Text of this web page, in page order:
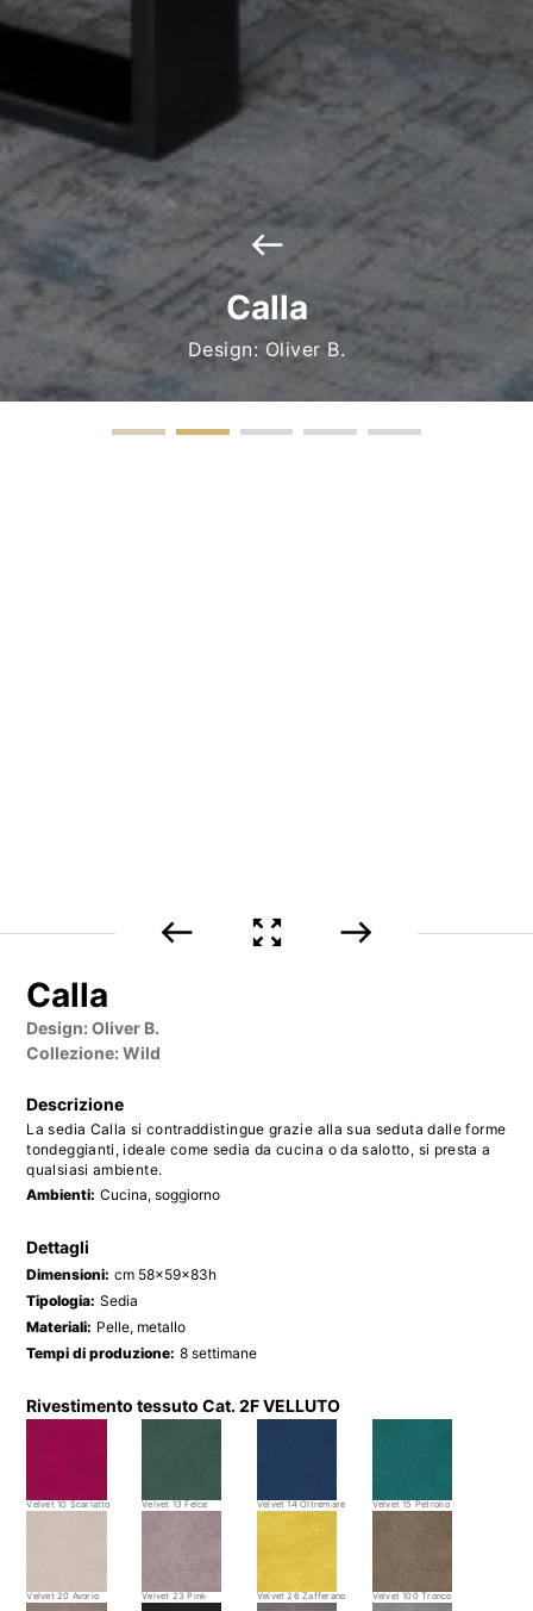
west
Calla
Design: Oliver B.
west zoom_out_map east
Calla
Design: Oliver B.
Collezione: Wild
Descrizione
La sedia Calla si contraddistingue grazie alla sua seduta dalle forme
tondeggianti, ideale come sedia da cucina o da salotto, si presta a
qualsiasi ambiente.
Ambienti: Cucina, soggiorno
Dettagli
Dimensioni: cm 58x59x83h
Tipologia: Sedia
Materiali: Pelle, metallo
Tempi di produzione: 8 settimane
Rivestimento tessuto Cat. 2F VELLUTO
Velvet 10 Scarlatto Velvet 13 Felce Velvet 14 Oltremare Velvet 15 Petrolio
Velvet 20 Avorio Velvet 23 Pink Velvet 26 Zafferano Velvet 100 Tronco